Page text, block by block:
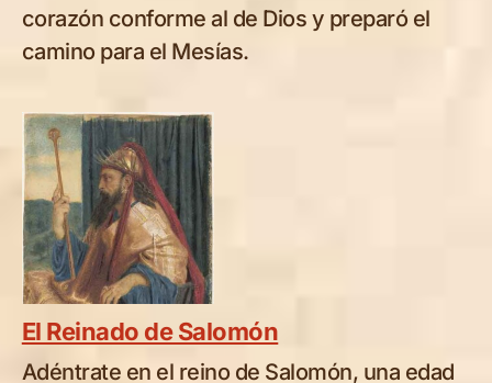
corazón conforme al de Dios y preparó el
camino para el Mesías.
El Reinado de Salomón
Adéntrate en el reino de Salomón, una edad